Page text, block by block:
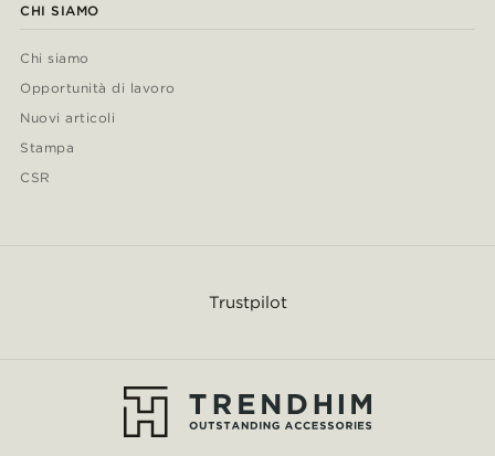
CHI SIAMO
Chi siamo
Opportunità di lavoro
Nuovi articoli
Stampa
CSR
Trustpilot